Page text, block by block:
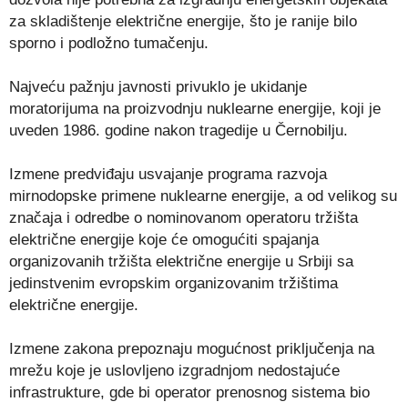
za skladištenje električne energije, što je ranije bilo
sporno i podložno tumačenju.
Najveću pažnju javnosti privuklo je ukidanje
moratorijuma na proizvodnju nuklearne energije, koji je
uveden 1986. godine nakon tragedije u Černobilju.
Izmene predviđaju usvajanje programa razvoja
mirnodopske primene nuklearne energije, a od velikog su
značaja i odredbe o nominovanom operatoru tržišta
električne energije koje će omogućiti spajanja
organizovanih tržišta električne energije u Srbiji sa
jedinstvenim evropskim organizovanim tržištima
električne energije.
Izmene zakona prepoznaju mogućnost priključenja na
mrežu koje je uslovljeno izgradnjom nedostajuće
infrastrukture, gde bi operator prenosnog sistema bio